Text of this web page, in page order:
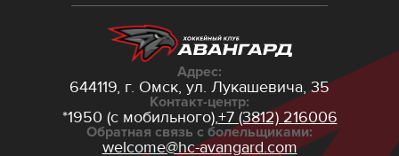
Адрес:
644119, г. Омск, ул. Лукашевича, 35
Контакт-центр:
*1950 (с мобильного),+7 (3812) 216006
Обратная связь с болельщиками:
welcome@hc-avangard.com